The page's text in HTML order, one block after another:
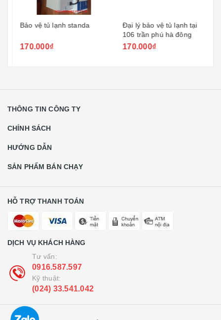
Bảo vệ tủ lạnh standa
170.000₫
Đại lý bảo vệ tủ lạnh tại
106 trần phú hà đông
170.000₫
THÔNG TIN CÔNG TY
CHÍNH SÁCH
HƯỚNG DẪN
SẢN PHẨM BÁN CHẠY
HỖ TRỢ THANH TOÁN
DỊCH VỤ KHÁCH HÀNG
Tư vấn:
0916.587.597
Kỹ thuật:
(024) 33.541.042